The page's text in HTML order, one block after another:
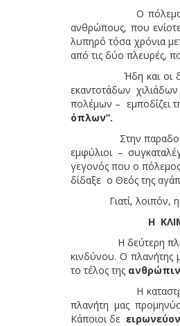
Ο πόλεμος στη
ανθρώπους, που
λυπηρό τόσα χρόνια
από τις δύο πλευρές,
Ήδη και οι δύο
εκαντοτάδων
πολέμων – εμποδίζει
όπλων”.
Στην
εμφύλιοι –
γεγονός που ο
δίδαξε ο Θεός της
Γιατί, λοιπόν, η
H
Η δεύτερη
κινδύνου. Ο πλανήτης
το τέλος της
Η
πλανήτη μας
Κάποιοι δε